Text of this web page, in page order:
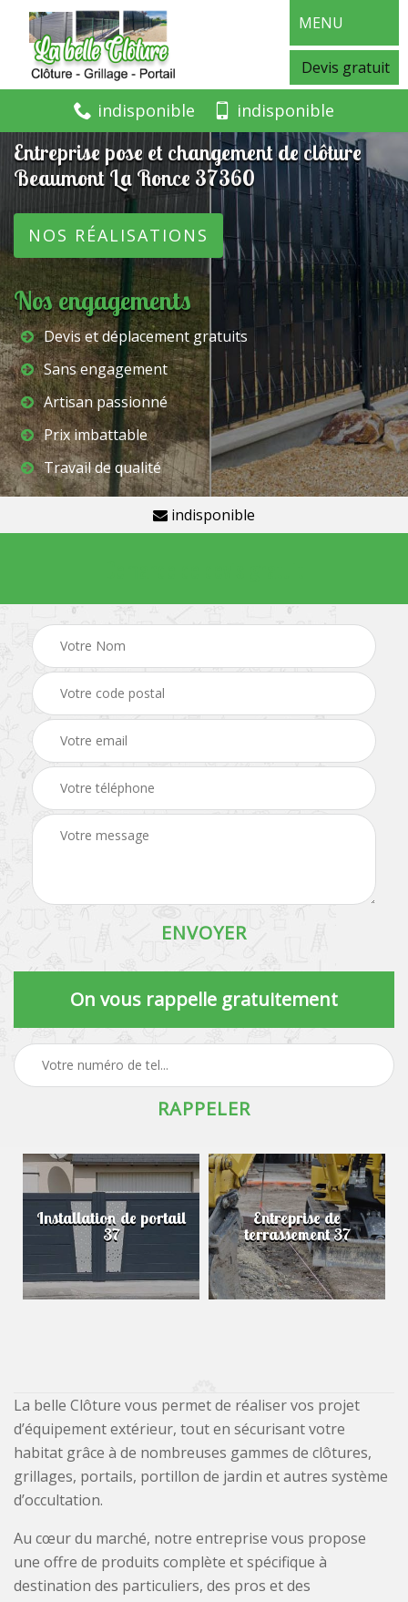
MENU
Devis gratuit
indisponible indisponible
Entreprise pose et changement de clôture
Beaumont La Ronce 37360
NOS RÉALISATIONS
Nos engagements
Devis et déplacement gratuits
Sans engagement
Artisan passionné
Prix imbattable
Travail de qualité
indisponible
On vous rappelle gratuitement
Installation de portail
37
Entreprise de
terrassement 37
La belle Clôture vous permet de réaliser vos projet
d’équipement extérieur, tout en sécurisant votre
habitat grâce à de nombreuses gammes de clôtures,
grillages, portails, portillon de jardin et autres système
d’occultation.
Au cœur du marché, notre entreprise vous propose
une offre de produits complète et spécifique à
destination des particuliers, des pros et des